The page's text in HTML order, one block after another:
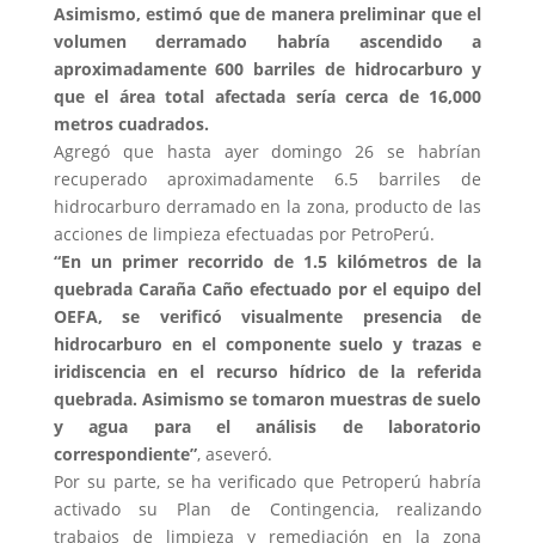
Asimismo, estimó que de manera preliminar que el
volumen derramado habría ascendido a
aproximadamente 600 barriles de hidrocarburo y
que el área total afectada sería cerca de 16,000
metros cuadrados.
Agregó que hasta ayer domingo 26 se habrían
recuperado aproximadamente 6.5 barriles de
hidrocarburo derramado en la zona, producto de las
acciones de limpieza efectuadas por PetroPerú.
“En un primer recorrido de 1.5 kilómetros de la
quebrada Caraña Caño efectuado por el equipo del
OEFA, se verificó visualmente presencia de
hidrocarburo en el componente suelo y trazas e
iridiscencia en el recurso hídrico de la referida
quebrada. Asimismo se tomaron muestras de suelo
y agua para el análisis de laboratorio
correspondiente”, aseveró.
Por su parte, se ha verificado que Petroperú habría
activado su Plan de Contingencia, realizando
trabajos de limpieza y remediación en la zona